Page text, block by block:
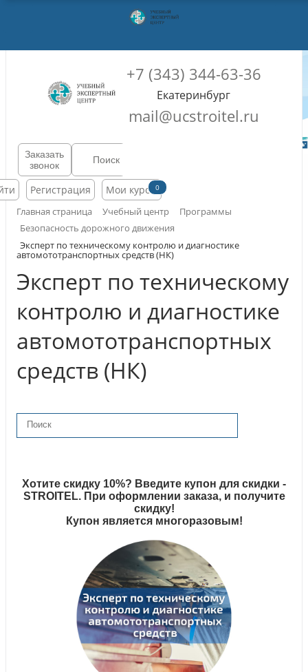
+7 (343) 344-63-36
Екатеринбург
mail@ucstroitel.ru
Заказать
звонок
Регистрация Мои курсы0
Главная страница Учебный центр
Программы
Безопасность дорожного движения
Эксперт по техническому контролю и диагностике
автомототранспортных средств (НК)
Эксперт по техническому
контролю и диагностике
автомототранспортных
средств (НК)
Хотите скидку 10%? Введите купон для скидки -
STROITEL. При оформлении заказа, и получите
скидку!
Купон является многоразовым!